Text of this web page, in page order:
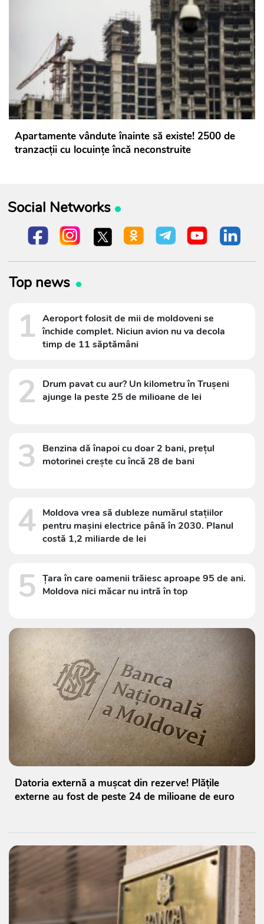
Apartamente vândute înainte să existe! 2500 de
tranzacții cu locuințe încă neconstruite
Social Networks
Top news
1 Aeroport folosit de mii de moldoveni se
închide complet. Niciun avion nu va decola
timp de 11 săptămâni
2
Drum pavat cu aur? Un kilometru în Trușeni
ajunge la peste 25 de milioane de lei
3
Benzina dă înapoi cu doar 2 bani, prețul
motorinei crește cu încă 28 de bani
4 Moldova vrea să dubleze numărul stațiilor
pentru mașini electrice până în 2030. Planul
costă 1,2 miliarde de lei
5 Țara în care oamenii trăiesc aproape 95 de ani.
Moldova nici măcar nu intră în top
Datoria externă a mușcat din rezerve! Plățile
externe au fost de peste 24 de milioane de euro